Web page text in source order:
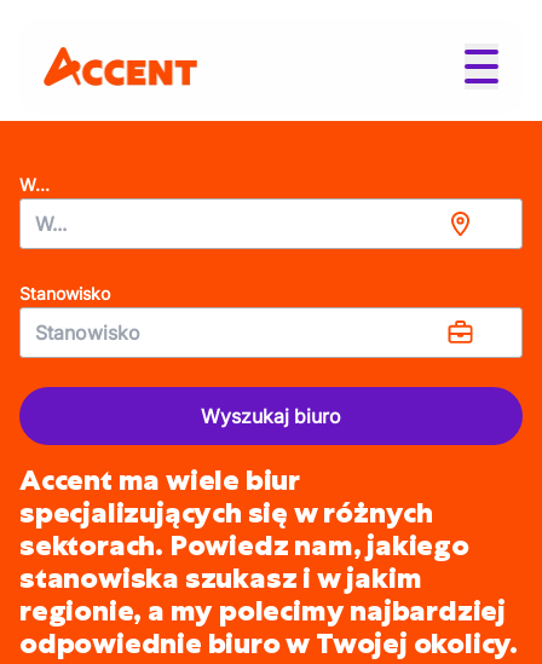
W...
Stanowisko
Wyszukaj biuro
Accent ma wiele biur
specjalizujących się w różnych
sektorach. Powiedz nam, jakiego
stanowiska szukasz i w jakim
regionie, a my polecimy najbardziej
odpowiednie biuro w Twojej okolicy.